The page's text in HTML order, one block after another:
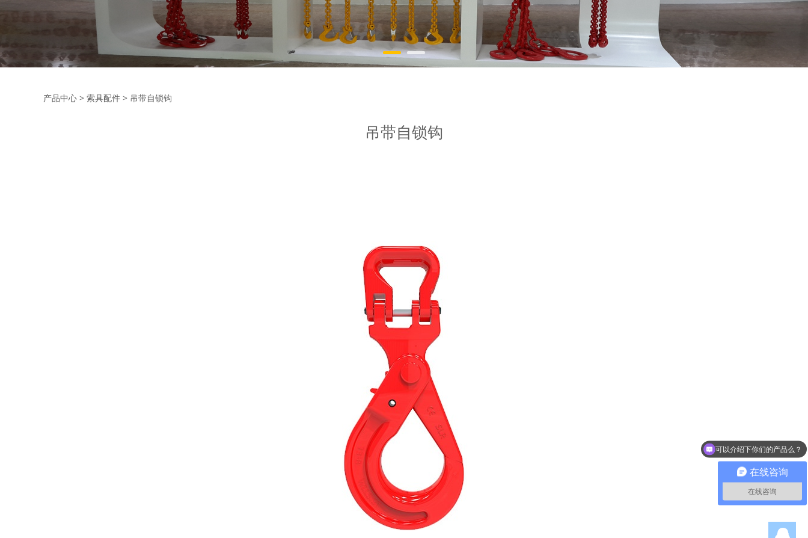
吊带自锁钩
产品中心 > 索具配件 > 吊带自锁钩
吊带自锁钩
在线咨询
在线咨询
可以介绍下你们的产品么？